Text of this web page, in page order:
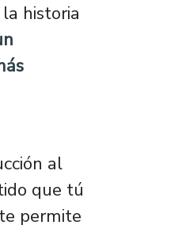
historia
al
que tú
permite